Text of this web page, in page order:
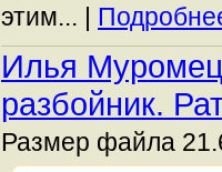
этим... |
Илья
разбойник.
Размер файла